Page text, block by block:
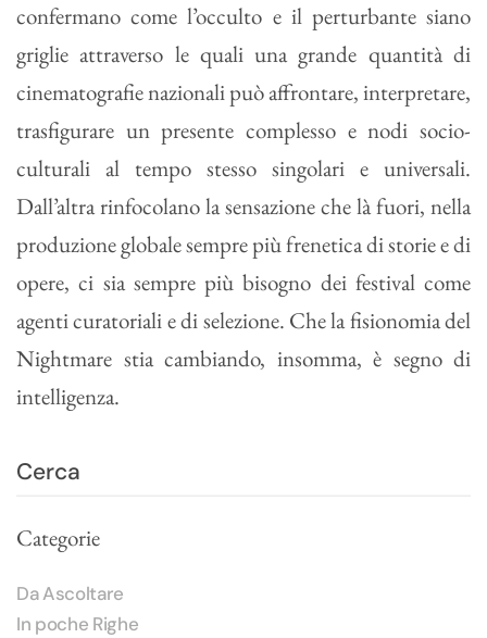
confermano come l’occulto e il perturbante siano
griglie attraverso le quali una grande quantità di
cinematografie nazionali può affrontare, interpretare,
trasfigurare un presente complesso e nodi socio-
culturali al tempo stesso singolari e universali.
Dall’altra rinfocolano la sensazione che là fuori, nella
produzione globale sempre più frenetica di storie e di
opere, ci sia sempre più bisogno dei festival come
agenti curatoriali e di selezione. Che la fisionomia del
Nightmare stia cambiando, insomma, è segno di
intelligenza.
Categorie
Da Ascoltare
In poche Righe